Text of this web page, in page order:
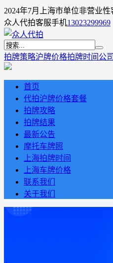
2024年7月上海市单位非营业
众人代拍客服手机13023299969
拍牌策略沪牌价格拍牌时间 公
首页
代拍沪牌价格套餐
拍牌攻略
拍牌结果
最新公告
摩托车牌照
上海拍牌时间
上海车牌价格
联系我们
关于我们